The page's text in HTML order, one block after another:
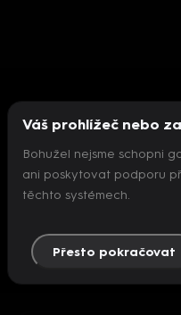
Nepodařilo se
Váš prohlížeč nebo
Bohužel nejsme schopni
ani poskytovat podporu
těchto systémech.
Přesto pokračovat